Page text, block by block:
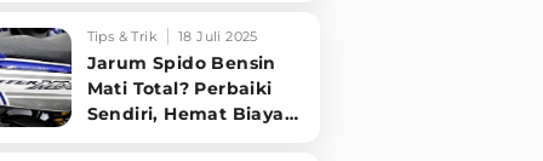
Tips & Trik 18 Juli 2025
Jarum Spido Bensin
Mati Total? Perbaiki
Sendiri, Hemat Biaya